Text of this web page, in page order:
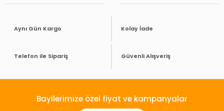
Aynı Gün Kargo Kolay İade
Telefon ile Sipariş Güvenli Alışveriş
Bayilerimize özel fiyat ve kampanyalar